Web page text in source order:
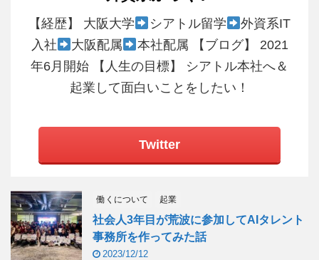
【経歴】 大阪大学 シアトル留学
外資系IT
入社
大阪配属
本社配属 【ブログ】 2021
年6月開始 【人生の目標】 シアトル本社へ＆
起業して面白いことをしたい！
Twitter
働くについて 起業
社会人3年目が荒波に参加してAIタレント
事務所を作ってみた話
2023/12/12